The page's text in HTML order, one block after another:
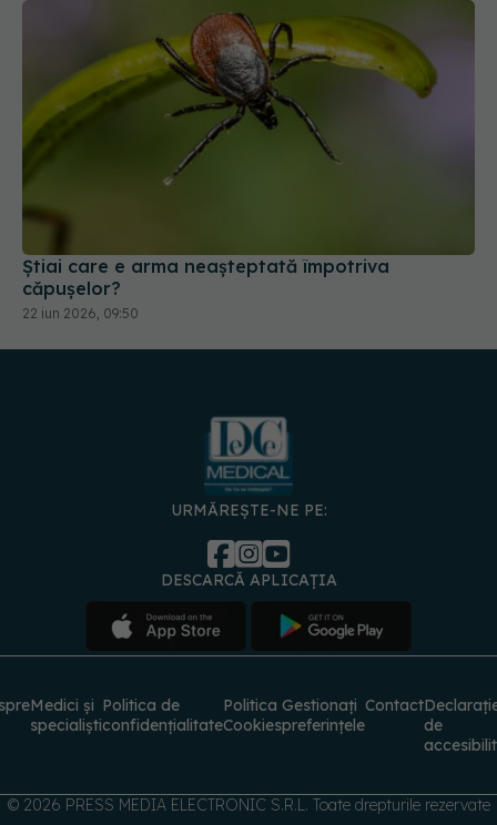
Știai care e arma neașteptată împotriva
căpușelor?
22 iun 2026, 09:50
URMĂREȘTE-NE PE:
DESCARCĂ APLICAȚIA
Medici și
specialiști
Politica de
confidențialitate
Politica
Cookies
Gestionați
preferințele
Contact
de
© 2026 PRESS MEDIA ELECTRONIC S.R.L. Toate drepturile rezervate